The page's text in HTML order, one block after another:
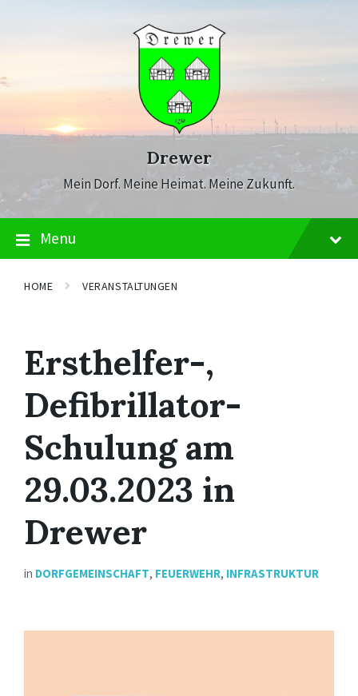
Drewer
Mein Dorf. Meine Heimat. Meine Zukunft.
Menu
HOME VERANSTALTUNGEN
Ersthelfer-,
Defibrillator-
Schulung am
29.03.2023 in
Drewer
in DORFGEMEINSCHAFT, FEUERWEHR, INFRASTRUKTUR